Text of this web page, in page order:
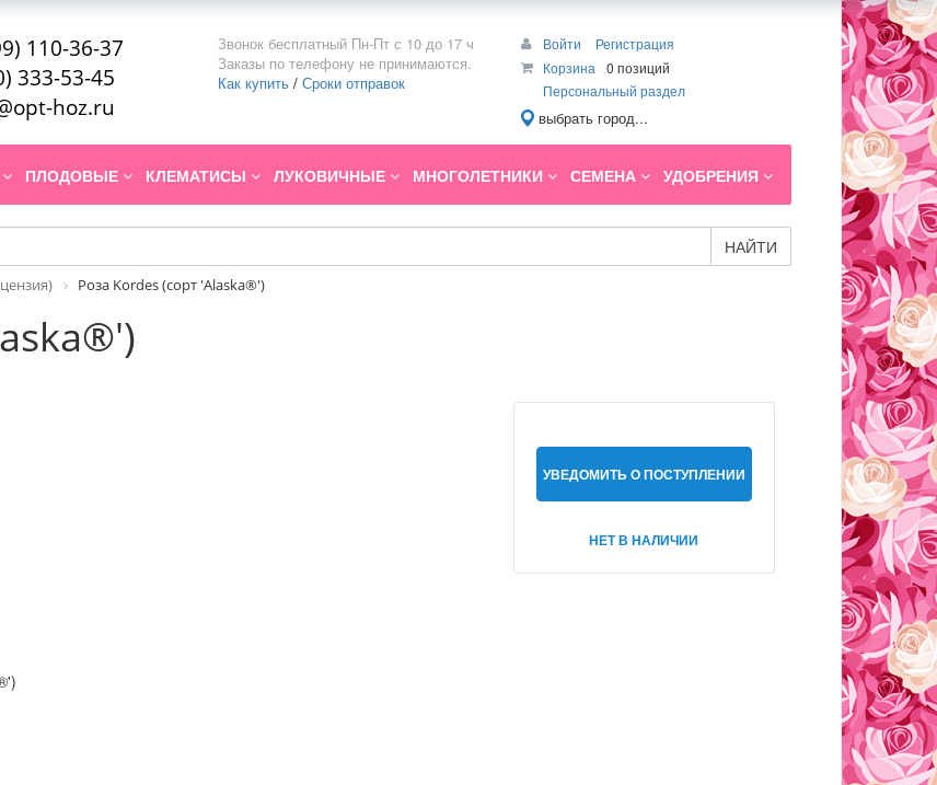
110-36-37
333-53-45
hoz.ru
Звонок бесплатный Пн-Пт с 10 до 17 ч
Заказы по телефону не принимаются.
Как купить / Сроки отправок
Войти
Регистрация
Корзина
0 позиций
Персональный раздел
выбрать город...
ПЛОДОВЫЕ КЛЕМАТИСЫ ЛУКОВИЧНЫЕ МНОГОЛЕТНИКИ СЕМЕНА УДОБРЕНИЯ
НАЙТИ
Роза Kordes (сорт 'Alaska®')
УВЕДОМИТЬ О ПОСТУПЛЕНИИ
НЕТ В НАЛИЧИИ